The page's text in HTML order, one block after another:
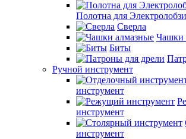
Полотна для
Сверла
Чашки
Биты
Ручной инструмент
инструмент
инструмент
инструмент